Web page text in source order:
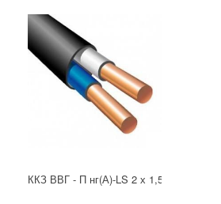
ККЗ ВВГ - П нг(А)-LS 2 х 1,5 ГОСТ